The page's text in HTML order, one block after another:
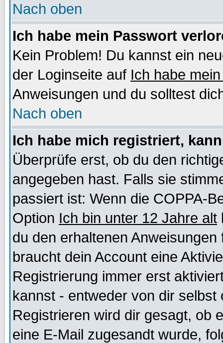
Nach oben
Ich habe mein Passwort
Kein Problem! Du kannst ein
der Loginseite auf Ich habe
Anweisungen und du solltest
Nach oben
Ich habe mich registriert,
Überprüfe erst, ob du den
angegeben hast. Falls sie
passiert ist: Wenn die COPPA-
Option Ich bin unter 12 Jahre alt
du den erhaltenen
braucht dein Account eine
Registrierung immer erst
kannst - entweder von dir selbst
Registrieren wird dir gesagt, ob
eine E-Mail zugesandt wurde,